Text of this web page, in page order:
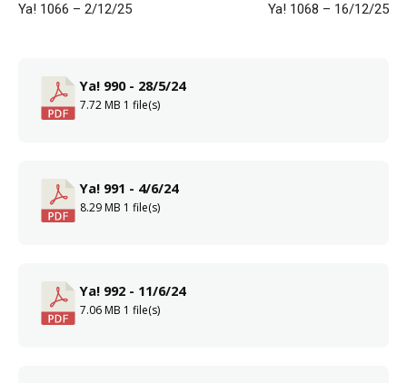
Ya! 1066 – 2/12/25 Ya! 1068 – 16/12/25
Ya! 990 - 28/5/24
7.72 MB 1 file(s)
Ya! 991 - 4/6/24
8.29 MB 1 file(s)
Ya! 992 - 11/6/24
7.06 MB 1 file(s)